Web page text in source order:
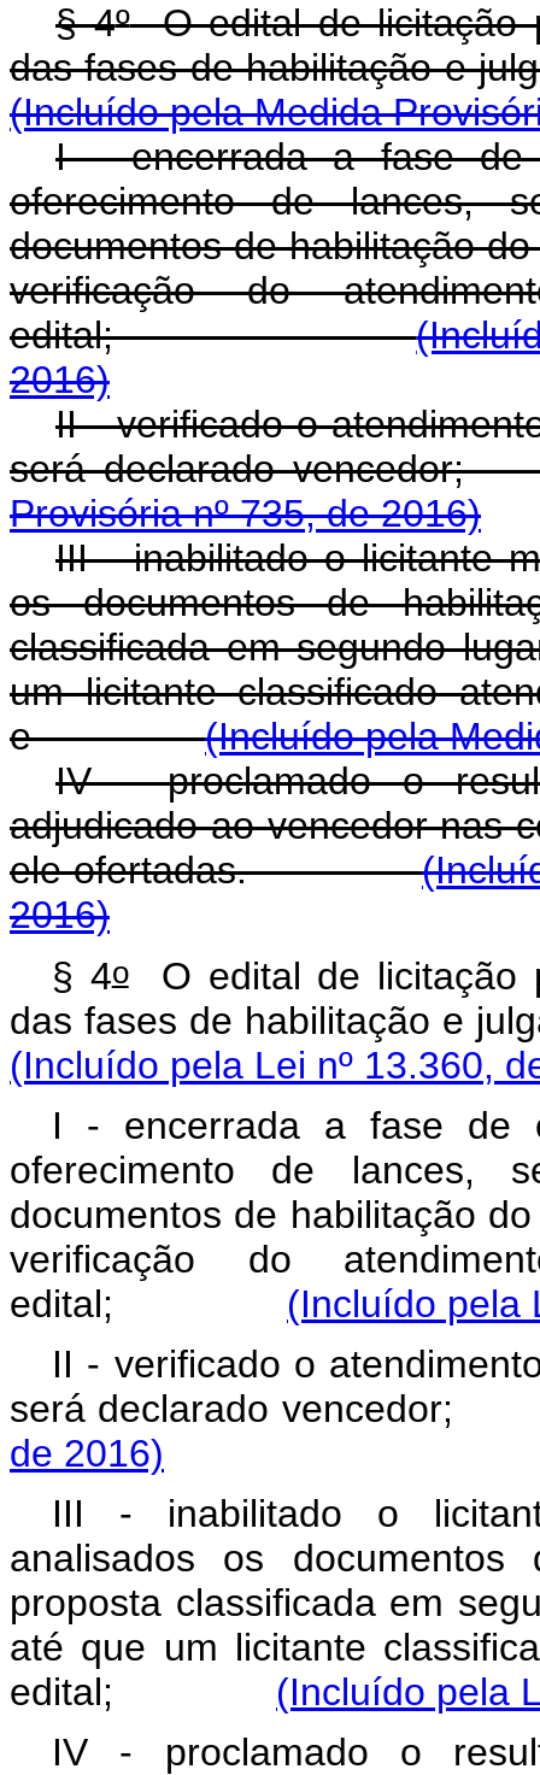
§ 4ºO edital de licitação
das fases de habilitação
(Incluído pela Medida
I - encerrada a fase de
oferecimento de lances,
documentos de habilitação
verificação do
edital;
2016)
II - verificado o
será declarado
Provisória nº 735, de 2016)
III - inabilitado o licitante
os documentos de
classificada em segundo
um licitante classificado
e(Incluído pela
IV - proclamado o
adjudicado ao vencedor nas
ele ofertadas.
2016)
§ 4oO edital de licitação
das fases de habilitação
(Incluído pela Lei nº 13.360,
I - encerrada a fase de
oferecimento de lances,
documentos de habilitação
verificação do
edital; (Incluído pela
II - verificado o
será declarado
de 2016)
III - inabilitado o
analisados os
proposta classificada em
até que um licitante
edital; (Incluído pela
IV - proclamado o